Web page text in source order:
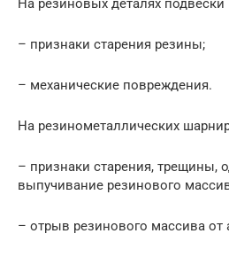
На резиновых деталях подвески
– признаки старения резины;
– механические повреждения.
На резинометаллических
– признаки старения, трещины,
выпучивание резинового
– отрыв резинового массива от